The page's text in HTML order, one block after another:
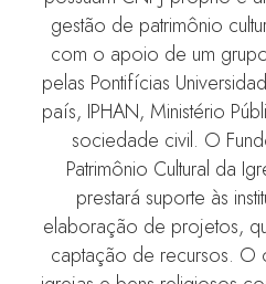
gestão de patrimônio
com o apoio de um
pelas Pontifícias
país, IPHAN, Ministério
sociedade civil. O
Patrimônio Cultural da
prestará suporte às
elaboração de projetos,
captação de recursos. O